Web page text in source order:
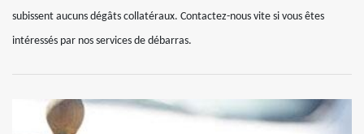
subissent aucuns dégâts collatéraux. Contactez-nous vite si vous êtes
intéressés par nos services de débarras.